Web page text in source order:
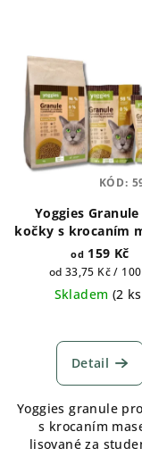
Yoggies
kočky s krocaním
lisované za
probiotiky 400g,
od 159 Kč
Měrná
cena:
od 33,75 Kč /
Skladem (2 ks
Detail
Yoggies granule
s krocaním
lisované za
KÓD: